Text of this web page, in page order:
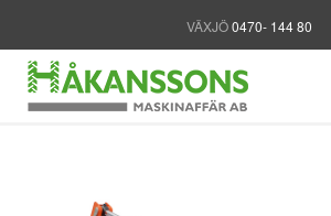
VÄXJÖ0470- 144 80